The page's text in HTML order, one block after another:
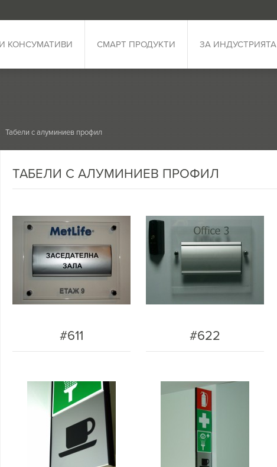
КОНСУМАТИВИ СМАРТ ПРОДУКТИ ЗА ИНДУСТРИЯТА
Табели с алуминиев профил
ТАБЕЛИ С АЛУМИНИЕВ ПРОФИЛ
#611 #622